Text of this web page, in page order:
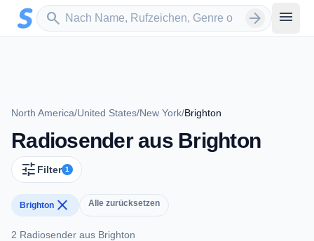
Zum Hauptinhalt springen
search
Sender suchen arrow_forward menu
North America/United States/New York/Brighton
Radiosender aus Brighton
tune Filter 1
Brighton close Alle zurücksetzen
2 Radiosender aus Brighton